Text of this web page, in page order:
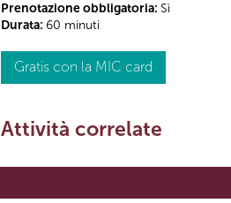
Prenotazione obbligatoria: Sì
Durata: 60 minuti
Gratis con la MIC card
Attività correlate